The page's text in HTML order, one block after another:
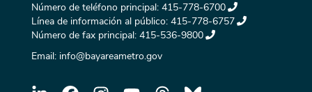
Número de teléfono principal: 415-778-6700
Línea de información al público: 415-778-6757
Número de fax principal: 415-536-9800
Email: info@bayareametro.gov